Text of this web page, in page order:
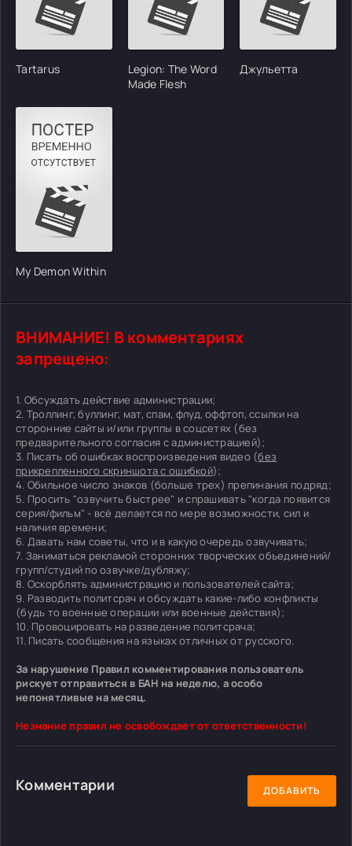
Tartarus
Legion: The Word
Made Flesh
Джульетта
My Demon Within
ВНИМАНИЕ! В комментариях
запрещено:
1. Обсуждать действие администрации;
2. Троллинг, буллинг, мат, спам, флуд, оффтоп, ссылки на
сторонние сайты и/или группы в соцсетях (без
предварительного согласия с администрацией);
3. Писать об ошибках воспроизведения видео (без
прикрепленного скриншота с ошибкой);
4. Обильное число знаков (больше трех) препинания подряд;
5. Просить "озвучить быстрее" и спрашивать "когда появится
серия/фильм" - всё делается по мере возможности, сил и
наличия времени;
6. Давать нам советы, что и в какую очередь озвучивать;
7. Заниматься рекламой сторонних творческих объединений/
групп/студий по озвучке/дубляжу;
8. Оскорблять администрацию и пользователей сайта;
9. Разводить политсрач и обсуждать какие-либо конфликты
(будь то военные операции или военные действия);
10. Провоцировать на разведение политсрача;
11. Писать сообщения на языках отличных от русского.
За нарушение Правил комментирования пользователь
рискует отправиться в БАН на неделю, а особо
непонятливые на месяц.
Незнание правил не освобождает от ответственности!
Комментарии ДОБАВИТЬ